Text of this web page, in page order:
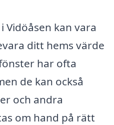
kan vara
ditt hems värde
har ofta
de kan också
och andra
om hand på rätt